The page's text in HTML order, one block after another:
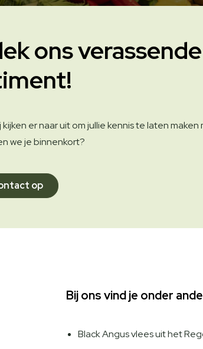
ons verassende
er naar uit om jullie kennis te laten maken
we je binnenkort?
op
Bij ons vind je onder
Black Angus vlees uit het